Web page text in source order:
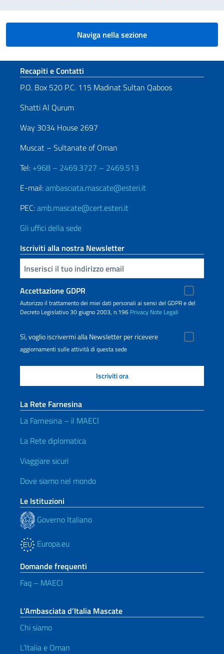
Naviga nella sezione
Sezione footer
Recapiti e Contatti
P.O. Box 520 P.C. 115 Madinat Sultan Qaboos
Shatti Al Qurum
Way 3034 House 2697
Muscat – Sultanate of Oman
Tel: +968 – 2469.3727 – 2469.513
E-mail:ambasciata.mascate@esteri.it
PEC:amb.mascate@cert.esteri.it
Gli uffici della sede
Iscriviti alla nostra Newsletter
Inserisci la tua email
Accettazione GDPR
Autorizzo il trattamento dei miei dati personali ai sensi del GDPR e del
Decreto Legislativo 30 giugno 2003, n.196 Privacy Note Legali
Sì, voglio iscrivermi alla Newsletter per ricevere
aggiornamenti sulle attività di questa sede
La Rete Farnesina
La Farnesina – il MAECI
La Rete diplomatica
Viaggiare sicuri
Dove siamo nel mondo
Le Istituzioni
Governo Italiano
Europa.eu
Domande frequenti
Faq – MAECI
L’Ambasciata d’Italia Mascate
Chi siamo
L’Italia e Oman